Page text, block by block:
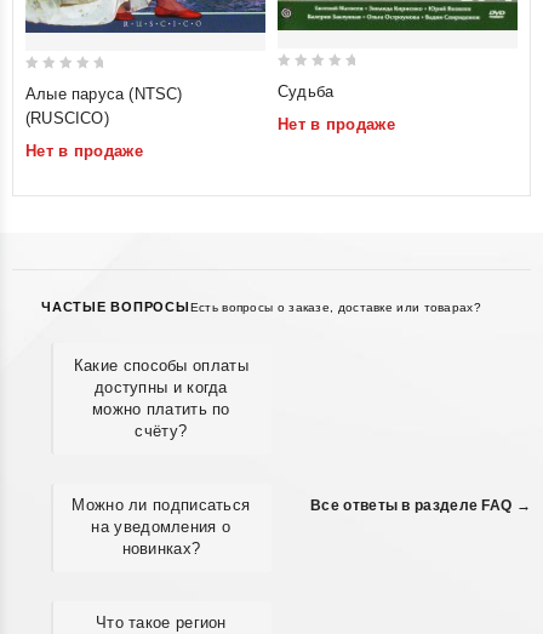
5
Алые паруса (NTSC)
(RUSCICO)
Нет в продаже
out
of
Судьба
Нет в продаже
ЧАСТЫЕ ВОПРОСЫ Есть вопросы о заказе, доставке или товарах?
Какие способы оплаты
доступны и когда
можно платить по
счёту?
Можно ли подписаться
на уведомления о
новинках?
Что такое регион
Все ответы в разделе FAQ →